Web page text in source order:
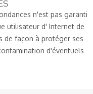
n'est pas garanti
utilisateur d' Internet de
de façon à protéger ses
d'éventuels